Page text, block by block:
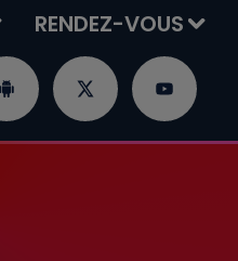
RENDEZ-VOUS